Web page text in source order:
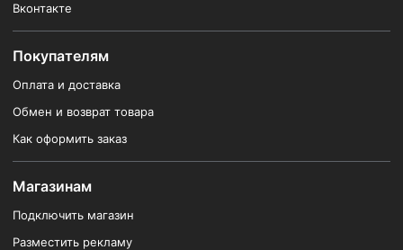
Вконтакте
Покупателям
Оплата и доставка
Обмен и возврат товара
Как оформить заказ
Магазинам
Подключить магазин
Разместить рекламу